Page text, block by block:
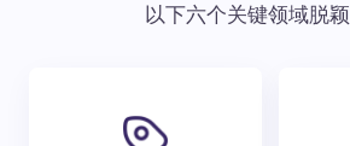
以下六个关键领域脱